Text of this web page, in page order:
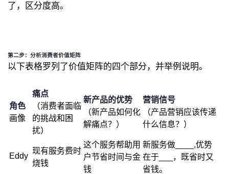
了，区分度高。
第二步：分析消费者价值矩阵
以下表格罗列了价值矩阵的四个部分，并举例说明。
角色
画像
痛点
（消费者面临
的挑战和困
扰）
新产品的优势
（新产品如何化
解痛点？）
营销信号
（产品营销应该传递
什么信息？）
Eddy
现有服务费时
烧钱
这个服务帮助用
户节省时间与金
钱
新服务做 ____,优势
在于
，既省时又
省钱。